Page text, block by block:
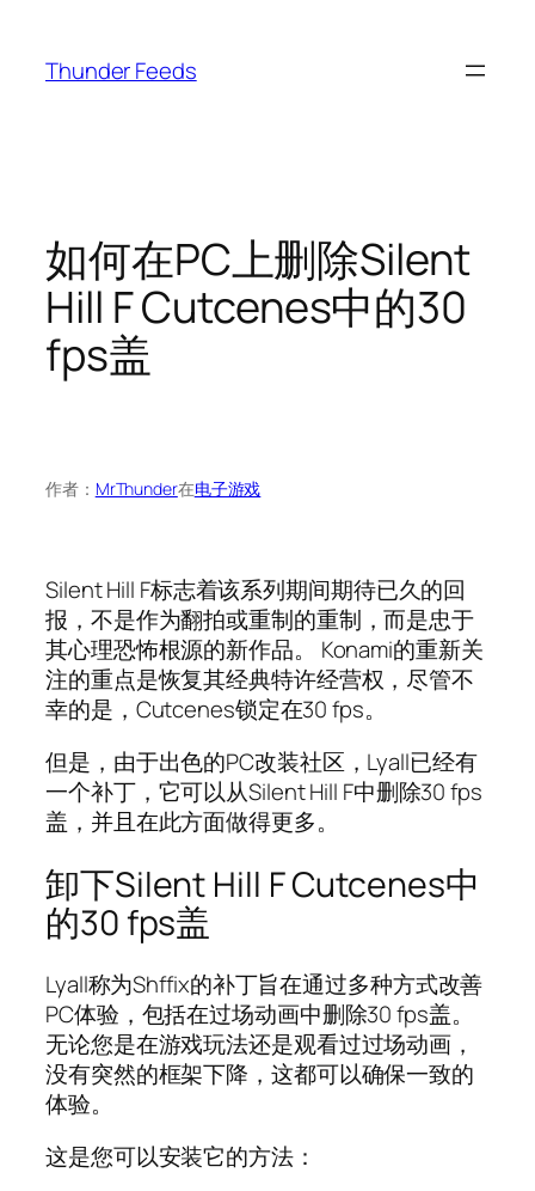
Thunder Feeds
如何在PC上删除Silent
Hill F Cutcenes中的30
fps盖
作者： MrThunder在电子游戏
Silent Hill F标志着该系列期间期待已久的回
报，不是作为翻拍或重制的重制，而是忠于
其心理恐怖根源的新作品。 Konami的重新关
注的重点是恢复其经典特许经营权，尽管不
幸的是，Cutcenes锁定在30 fps。
但是，由于出色的PC改装社区，Lyall已经有
一个补丁，它可以从Silent Hill F中删除30 fps
盖，并且在此方面做得更多。
卸下Silent Hill F Cutcenes中
的30 fps盖
Lyall称为Shffix的补丁旨在通过多种方式改善
PC体验，包括在过场动画中删除30 fps盖。
无论您是在游戏玩法还是观看过过场动画，
没有突然的框架下降，这都可以确保一致的
体验。
这是您可以安装它的方法：